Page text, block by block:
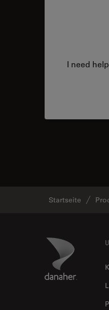
I need
Startseite
Danaher Logo